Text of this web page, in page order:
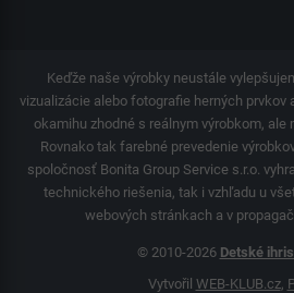
Keďže naše výrobky neustále
vizualizácie alebo fotografie herných prvkov
okamihu zhodné s reálnym výrobkom, ale
Rovnako tak farebné prevedenie
spoločnosť Bonita Group Service s.r.o.
technického riešenia, tak i vzhľadu u
webových stránkach a v
© 2010-2026 Detské
Vytvořil WEB-KLUB.cz,